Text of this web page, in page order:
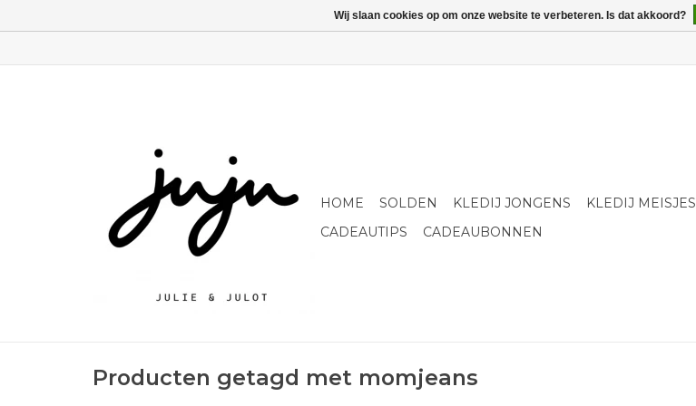
HOME SOLDEN KLEDIJ JONGENS KLEDIJ MEISJES
CADEAUTIPS
CADEAUBONNEN
Producten getagd met momjeans
Wij slaan cookies op om onze website te verbeteren. Is dat akkoord?